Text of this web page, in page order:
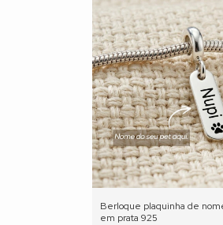
Berloque plaquinha de
em prata 925